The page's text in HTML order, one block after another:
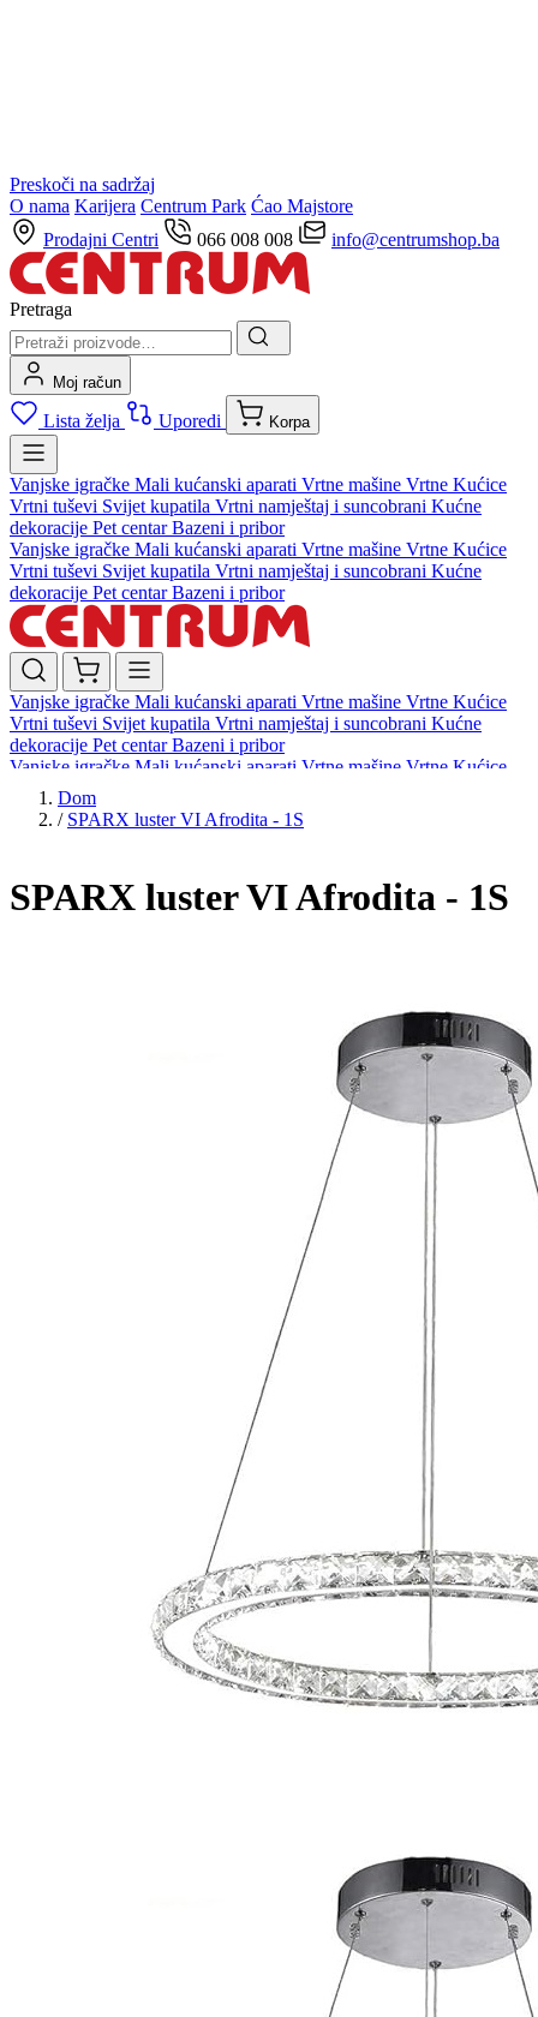
Preskoči na sadržaj
O nama Karijera Centrum Park Ćao Majstore
Prodajni Centri
066 008 008 info@centrumshop.ba
Pretraga
Moj račun
Lista želja Uporedi Korpa
Vanjske igračke Mali kućanski aparati Vrtne mašine Vrtne Kućice
Vrtni tuševi Svijet kupatila Vrtni namještaj i suncobrani Kućne
dekoracije Pet centarBazeni i pribor
Vanjske igračke Mali kućanski aparati Vrtne mašine Vrtne Kućice
Vrtni tuševi Svijet kupatila Vrtni namještaj i suncobrani Kućne
dekoracije Pet centarBazeni i pribor
Vanjske igračke Mali kućanski aparati Vrtne mašine Vrtne Kućice
Vrtni tuševi Svijet kupatila Vrtni namještaj i suncobrani Kućne
dekoracije Pet centarBazeni i pribor
Vanjske igračke Mali kućanski aparati Vrtne mašine Vrtne Kućice
Vrtni tuševi
dekoracijePet centar Bazeni i pribor
Dom
/ SPARX luster VI Afrodita - 1S
SPARX luster VI Afrodita - 1S